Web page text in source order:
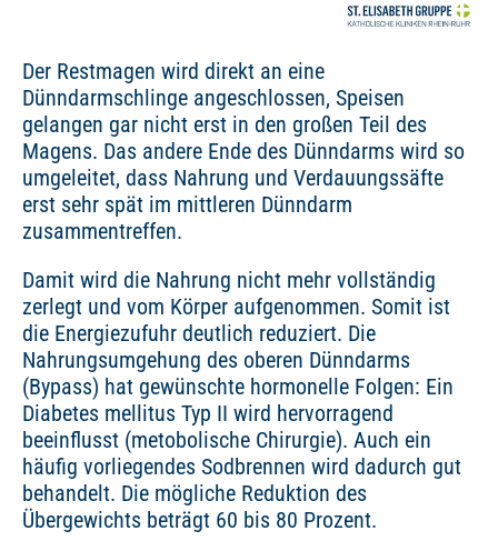
Der Restmagen wird direkt an eine
Dünndarmschlinge angeschlossen, Speisen
gelangen gar nicht erst in den großen Teil des
Magens. Das andere Ende des Dünndarms wird so
umgeleitet, dass Nahrung und Verdauungssäfte
erst sehr spät im mittleren Dünndarm
zusammentreffen.
Damit wird die Nahrung nicht mehr vollständig
zerlegt und vom Körper aufgenommen. Somit ist
die Energiezufuhr deutlich reduziert. Die
Nahrungsumgehung des oberen Dünndarms
(Bypass) hat gewünschte hormonelle Folgen: Ein
Diabetes mellitus Typ II wird hervorragend
beeinflusst (metobolische Chirurgie). Auch ein
häufig vorliegendes Sodbrennen wird dadurch gut
behandelt. Die mögliche Reduktion des
Übergewichts beträgt 60 bis 80 Prozent.